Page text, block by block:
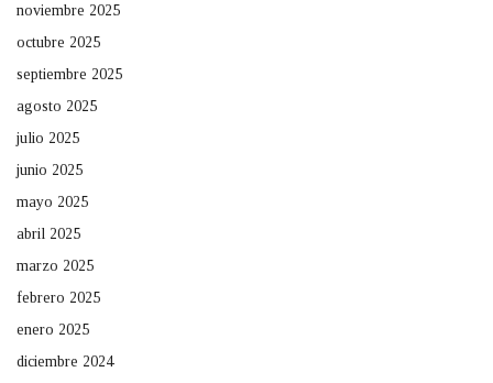
noviembre 2025
octubre 2025
septiembre 2025
agosto 2025
julio 2025
junio 2025
mayo 2025
abril 2025
marzo 2025
febrero 2025
enero 2025
diciembre 2024